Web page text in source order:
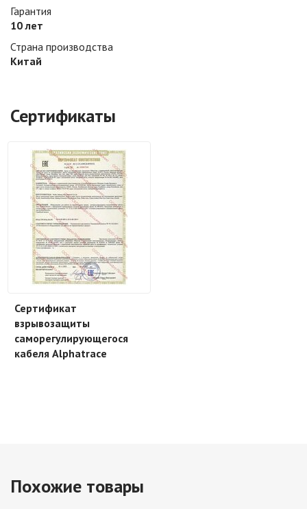
Гарантия
10 лет
Страна производства
Китай
Сертификаты
Сертификат
взрывозащиты
саморегулирующегося
кабеля Alphatrace
Похожие товары